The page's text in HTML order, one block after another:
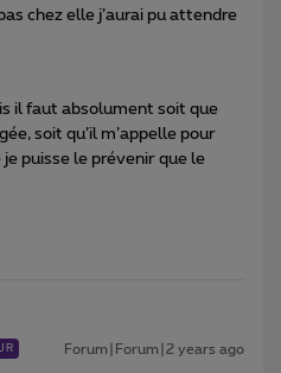
chez elle j’aurai pu attendre
il faut absolument soit que
soit qu’il m’appelle pour
puisse le prévenir que le
Forum|Forum|2 years ago